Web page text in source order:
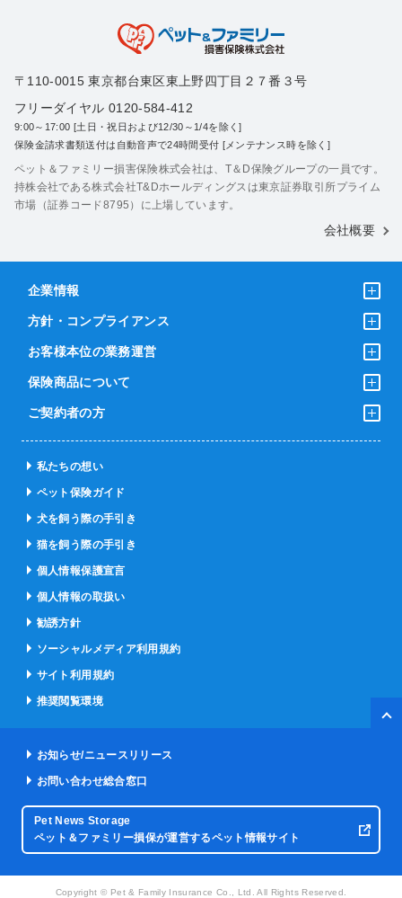
〒110-0015 東京都台東区東上野四丁目２７番３号
フリーダイヤル 0120-584-412
9:00～17:00 [土日・祝日および12/30～1/4を除く]
保険金請求書類送付は自動音声で24時間受付 [メンテナンス時を除く]
ペット＆ファミリー損害保険株式会社は、T＆D保険グループの一員です。
持株会社である株式会社T&Dホールディングスは東京証券取引所プライム
市場（証券コード8795）に上場しています。
会社概要
企業情報
方針・コンプライアンス
お客様本位の業務運営
保険商品について
ご契約者の方
私たちの想い
ペット保険ガイド
犬を飼う際の手引き
猫を飼う際の手引き
個人情報保護宣言
個人情報の取扱い
勧誘方針
ソーシャルメディア利用規約
サイト利用規約
推奨閲覧環境
お知らせ/ニュースリリース
お問い合わせ総合窓口
Pet News Storage
ペット＆ファミリー損保が運営するペット情報サイト
Copyright © Pet & Family Insurance Co., Ltd. All Rights Reserved.